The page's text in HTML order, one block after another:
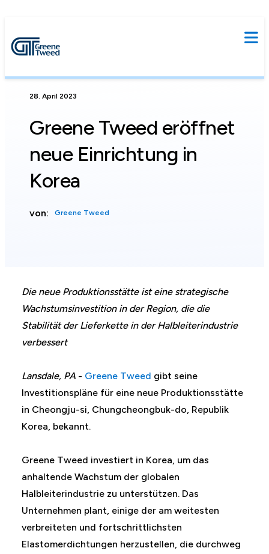
28. April 2023
Greene Tweed eröffnet
neue Einrichtung in
Korea
von: Greene Tweed
Die neue Produktionsstätte ist eine strategische
Wachstumsinvestition in der Region, die die
Stabilität der Lieferkette in der Halbleiterindustrie
verbessert
Lansdale, PA - Greene Tweed gibt seine
Investitionspläne für eine neue Produktionsstätte
in Cheongju-si, Chungcheongbuk-do, Republik
Korea, bekannt.
Greene Tweed investiert in Korea, um das
anhaltende Wachstum der globalen
Halbleiterindustrie zu unterstützen. Das
Unternehmen plant, einige der am weitesten
verbreiteten und fortschrittlichsten
Elastomerdichtungen herzustellen, die durchweg